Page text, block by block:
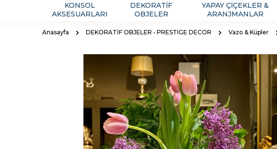
KONSOL
AKSESUARLARI
DEKORATİF
OBJELER
YAPAY ÇİÇEKLER &
ARANJMANLAR
Anasayfa DEKORATİF OBJELER • PRESTIGE DECOR Vazo & Küpler